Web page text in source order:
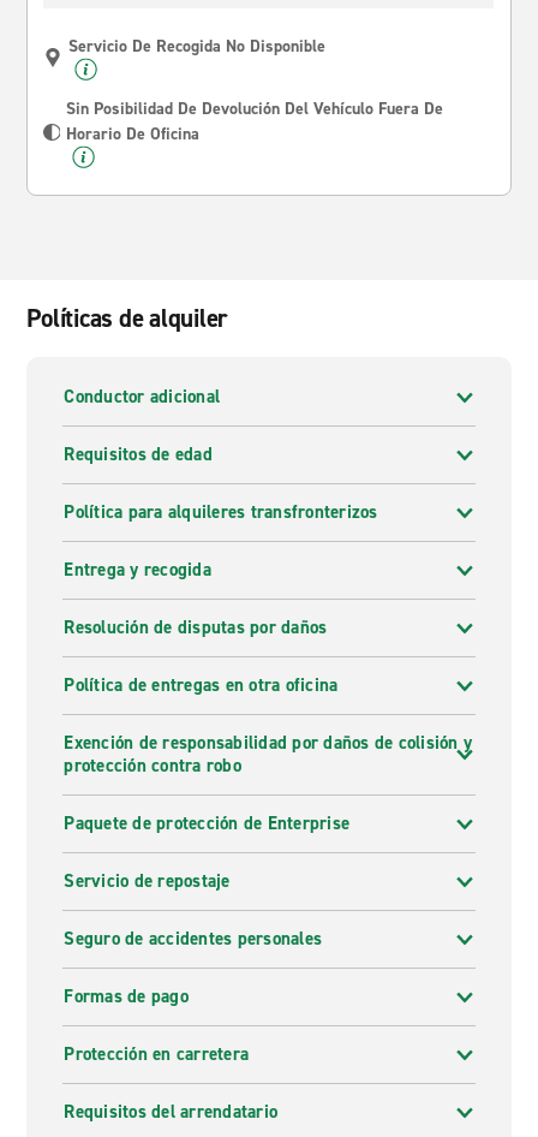
Servicio De Recogida No Disponible
Sin Posibilidad De Devolución Del Vehículo Fuera De
Horario De Oficina
Políticas de alquiler
Conductor adicional
Requisitos de edad
Política para alquileres transfronterizos
Entrega y recogida
Resolución de disputas por daños
Política de entregas en otra oficina
Exención de responsabilidad por daños de colisión y
protección contra robo
Paquete de protección de Enterprise
Servicio de repostaje
Seguro de accidentes personales
Formas de pago
Protección en carretera
Requisitos del arrendatario